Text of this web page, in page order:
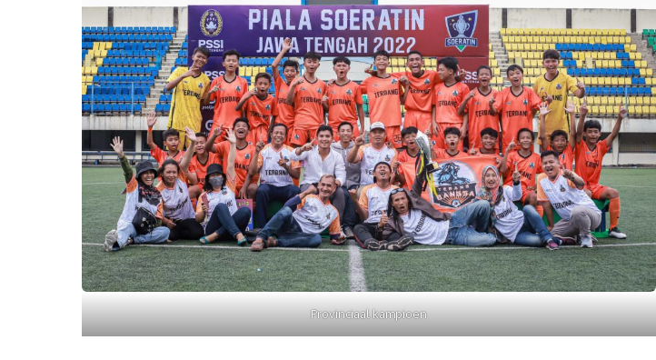
Provinciaal kampioen